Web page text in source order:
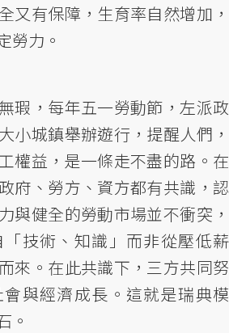
又有保障，生育率自然增加，
勞力。
瑕，每年五一勞動節，左派政
小城鎮舉辦遊行，提醒人們，
權益，是一條走不盡的路。在
府、勞方、資方都有共識，認
與健全的勞動市場並不衝突，
技術、知識」而非從壓低薪
來。在此共識下，三方共同努
與經濟成長。這就是瑞典模
。